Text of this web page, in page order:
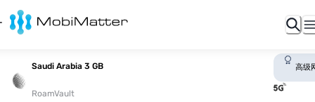
Saudi Arabia 3 GB
RoamVault
高级